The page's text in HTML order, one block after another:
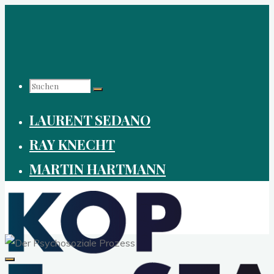
Suchen
nach:
LAURENT SEDANO
RAY KNECHT
MARTIN HARTMANN
KOPF-
STAND.ORG